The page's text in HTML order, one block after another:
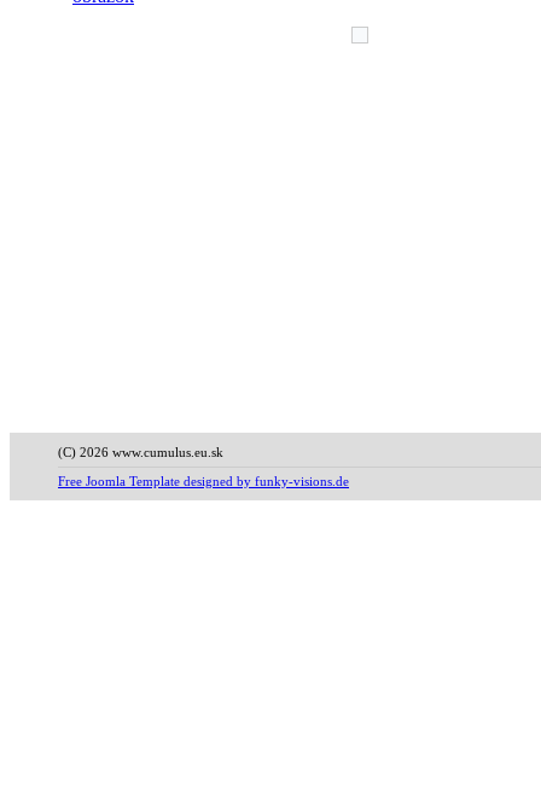
(C) 2026 www.cumulus.eu.sk
Free Joomla Template designed by funky-visions.de